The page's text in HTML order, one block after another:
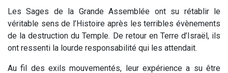
Les Sages de la Grande Assemblée ont su rétablir le
véritable sens de l’Histoire après les terribles évènements
de la destruction du Temple. De retour en Terre d’Israël, ils
ont ressenti la lourde responsabilité qui les attendait.
Au fil des exils mouvementés, leur expérience a su être